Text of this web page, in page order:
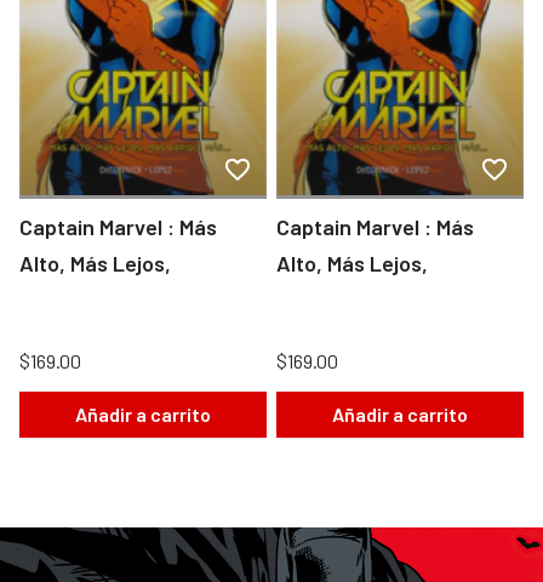
Captain Marvel : Más
Alto, Más Lejos,
$169.00
Añadir a carrito
Captain Marvel : Más
Alto, Más Lejos,
$169.00
Añadir a carrito